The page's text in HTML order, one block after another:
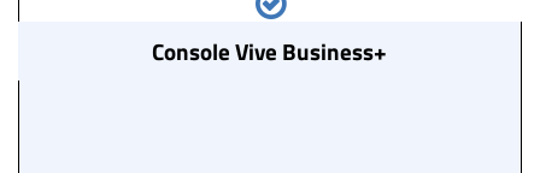
Console Vive Business+